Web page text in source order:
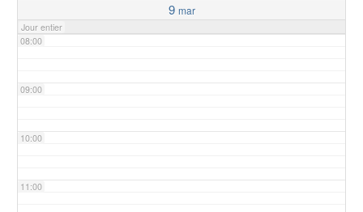
9 mar
Jour entier
08:00
09:00
10:00
11:00